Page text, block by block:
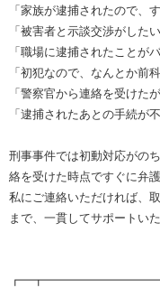
「家族が逮捕されたので、
「被害者と示談交渉がしたい
「職場に逮捕されたことが
「初犯なので、なんとか前
「警察官から連絡を受けた
「逮捕されたあとの手続が不
刑事事件では初動対応がの
絡を受けた時点ですぐに弁
私にご連絡いただければ、
まで、一貫してサポートいた